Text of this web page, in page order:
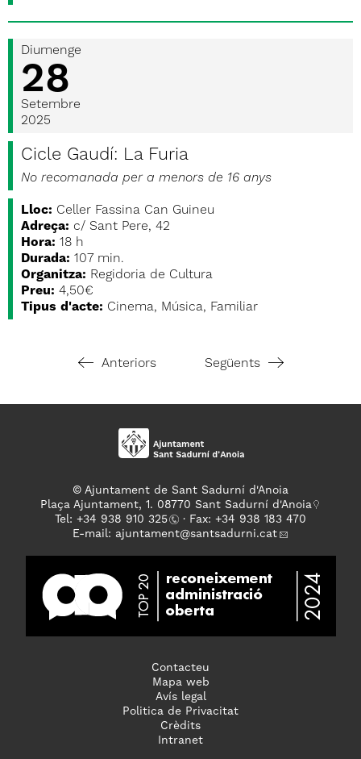
Diumenge
28
Setembre
2025
Cicle Gaudí: La Furia
No recomanada per a menors de 16 anys
Lloc: Celler Fassina Can Guineu
Adreça: c/ Sant Pere, 42
Hora: 18 h
Durada: 107 min.
Organitza: Regidoria de Cultura
Preu: 4,50€
Tipus d'acte: Cinema, Música, Familiar
Anteriors Següents
© Ajuntament de Sant Sadurní d'Anoia
Plaça Ajuntament, 1. 08770 Sant Sadurní d'Anoia
Tel: +34 938 910 325
· Fax: +34 938 183 470
E-mail: ajuntament@santsadurni.cat
Contacteu
Mapa web
Avís legal
Politica de Privacitat
Crèdits
Intranet